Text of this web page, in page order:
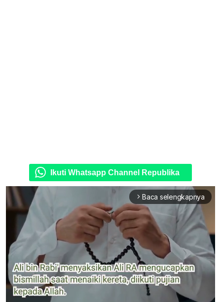
Ikuti Whatsapp Channel Republika
arrow_forward_ios Baca selengkapnya